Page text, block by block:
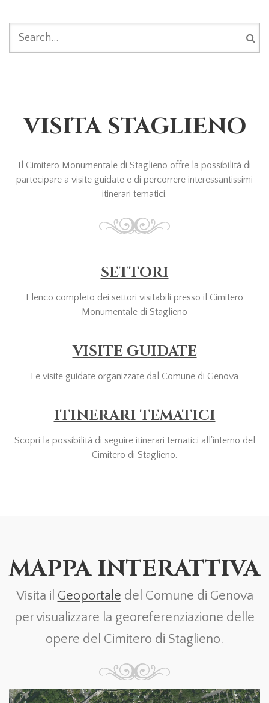
FORM DI RICERCA
VISITA STAGLIENO
Il Cimitero Monumentale di Staglieno offre la possibilità di
partecipare a visite guidate e di percorrere interessantissimi
itinerari tematici.
SETTORI
Elenco completo dei settori visitabili presso il Cimitero
Monumentale di Staglieno
VISITE GUIDATE
Le visite guidate organizzate dal Comune di Genova
ITINERARI TEMATICI
Scopri la possibilità di seguire itinerari tematici all'interno del
Cimitero di Staglieno.
MAPPA INTERATTIVA
Visita il Geoportale del Comune di Genova
per visualizzare la georeferenziazione delle
opere del Cimitero di Staglieno.